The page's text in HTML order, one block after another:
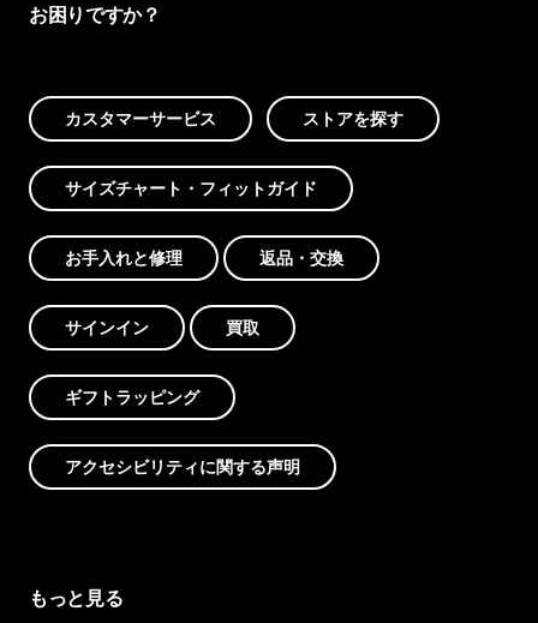
お困りですか？
カスタマーサービス ストアを探す
サイズチャート・フィットガイド
お手入れと修理 返品・交換
サインイン 買取
ギフトラッピング
アクセシビリティに関する声明
もっと見る